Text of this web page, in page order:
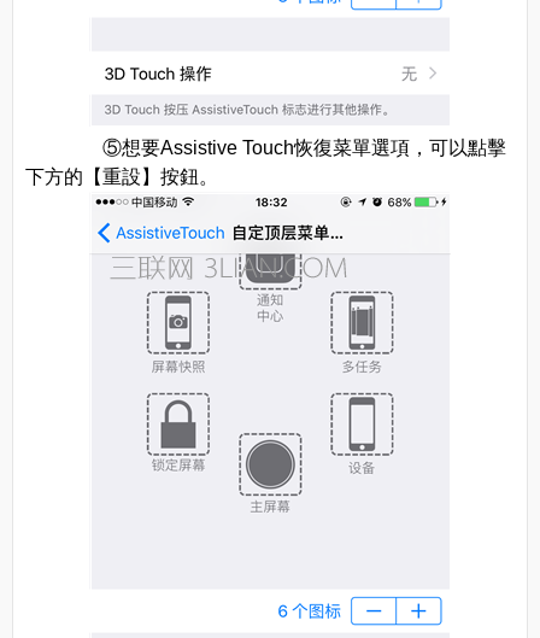
⑤想要Assistive Touch恢復菜單選項，可以點擊
下方的【重設】按鈕。